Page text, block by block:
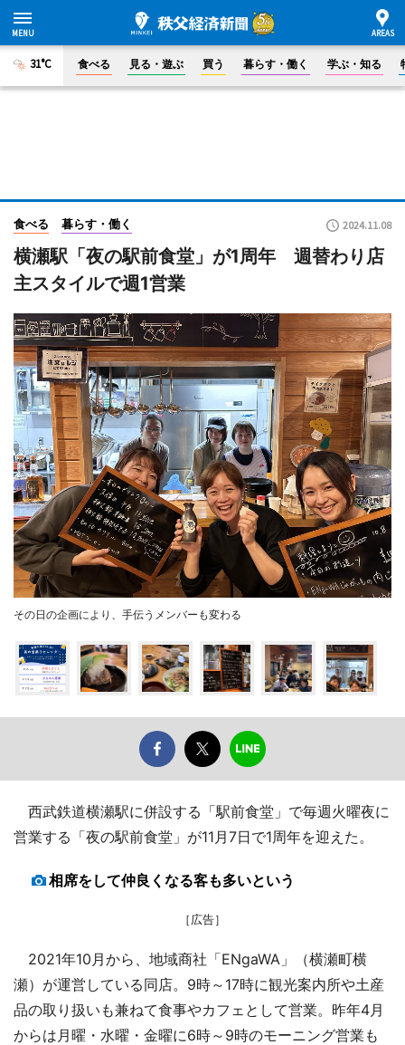
31°C 食べる 見る・遊ぶ 買う 暮らす・働く 学ぶ・知る
食べる 暮らす・働く 2024.11.08
横瀬駅「夜の駅前食堂」が1周年 週替わり店
主スタイルで週1営業
その日の企画により、手伝うメンバーも変わる
西武鉄道横瀬駅に併設する「駅前食堂」で毎週火曜夜に
営業する「夜の駅前食堂」が11月7日で1周年を迎えた。
相席をして仲良くなる客も多いという
［広告］
2021年10月から、地域商社「ENgaWA」（横瀬町横
瀬）が運営している同店。9時～17時に観光案内所や土産
品の取り扱いも兼ねて食事やカフェとして営業。昨年4月
からは月曜・水曜・金曜に6時～9時のモーニング営業も